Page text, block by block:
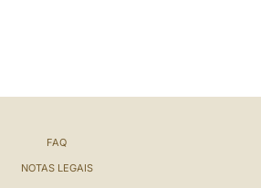
FAQ
NOTAS LEGAIS